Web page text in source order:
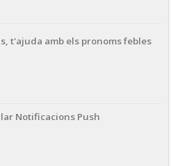
t'ajuda amb els pronoms febles
Notificacions Push